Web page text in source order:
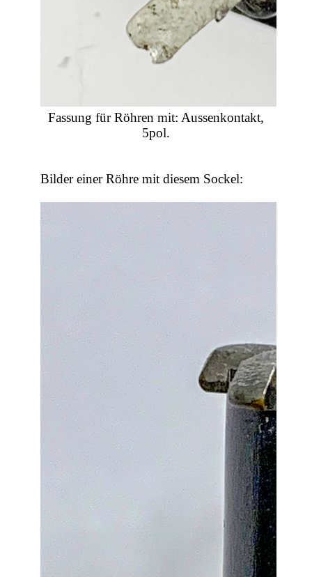
Fassung für Röhren mit: Aussenkontakt,
5pol.
Bilder einer Röhre mit diesem Sockel: